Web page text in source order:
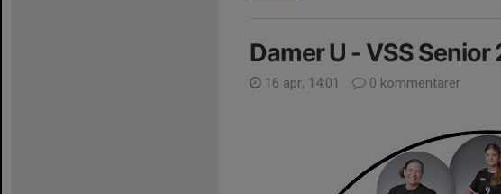
Damer U - VSS
16 apr, 14:01 0 kommentarer